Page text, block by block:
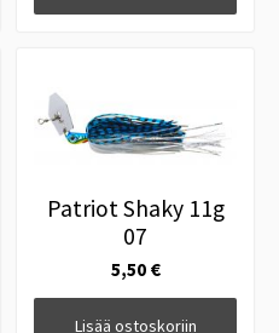
Patriot Shaky 11g
07
5,50 €
Lisää ostoskoriin